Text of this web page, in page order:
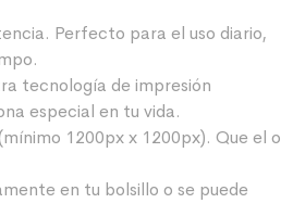
Perfecto para el uso diario,
tecnología de impresión
especial en tu vida.
1200px x 1200px). Que el o
en tu bolsillo o se puede